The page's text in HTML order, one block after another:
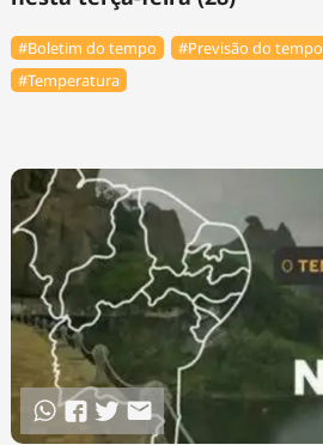
#Boletim do tempo #Previsão do tempo
#Temperatura